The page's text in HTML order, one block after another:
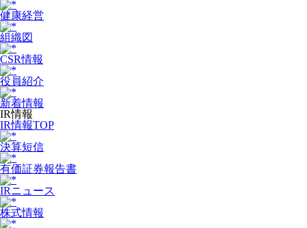
健康経営
組織図
CSR情報
役員紹介
新着情報
IR情報
IR情報TOP
決算短信
有価証券報告書
IRニュース
株式情報